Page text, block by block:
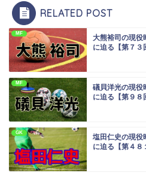
RELATED POST
MF
大熊裕司の現役
に迫る【第７３
MF
礒貝洋光の現役
に迫る【第９８
GK
塩田仁史の現役
に迫る【第４８